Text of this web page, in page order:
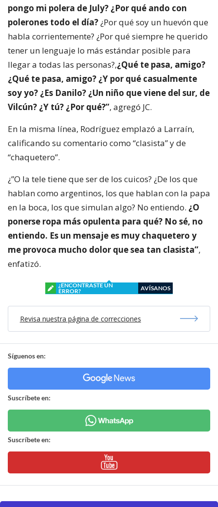
pongo mi polera de July? ¿Por qué ando con
polerones todo el día?¿Por qué soy un huevón que
habla corrientemente? ¿Por qué siempre he querido
tener un lenguaje lo más estándar posible para
llegar a todas las personas?,¿Qué te pasa, amigo?
¿Qué te pasa, amigo? ¿Y por qué casualmente
soy yo? ¿Es Danilo? ¿Un niño que viene del sur, de
Vilcún? ¿Y tú? ¿Por qué?”, agregó JC.
En la misma línea, Rodríguez emplazó a Larraín,
calificando su comentario como “clasista” y de
“chaquetero”.
¿”O la tele tiene que ser de los cuicos? ¿De los que
hablan como argentinos, los que hablan con la papa
en la boca, los que simulan algo? No entiendo. ¿O
ponerse ropa más opulenta para qué? No sé, no
entiendo. Es un mensaje es muy chaquetero y
me provoca mucho dolor que sea tan clasista”,
enfatizó.
¿ENCONTRASTE UN
ERROR?
AVÍSANOS
Revisa nuestra página de correcciones
Síguenos en:
Suscríbete en:
Suscríbete en: